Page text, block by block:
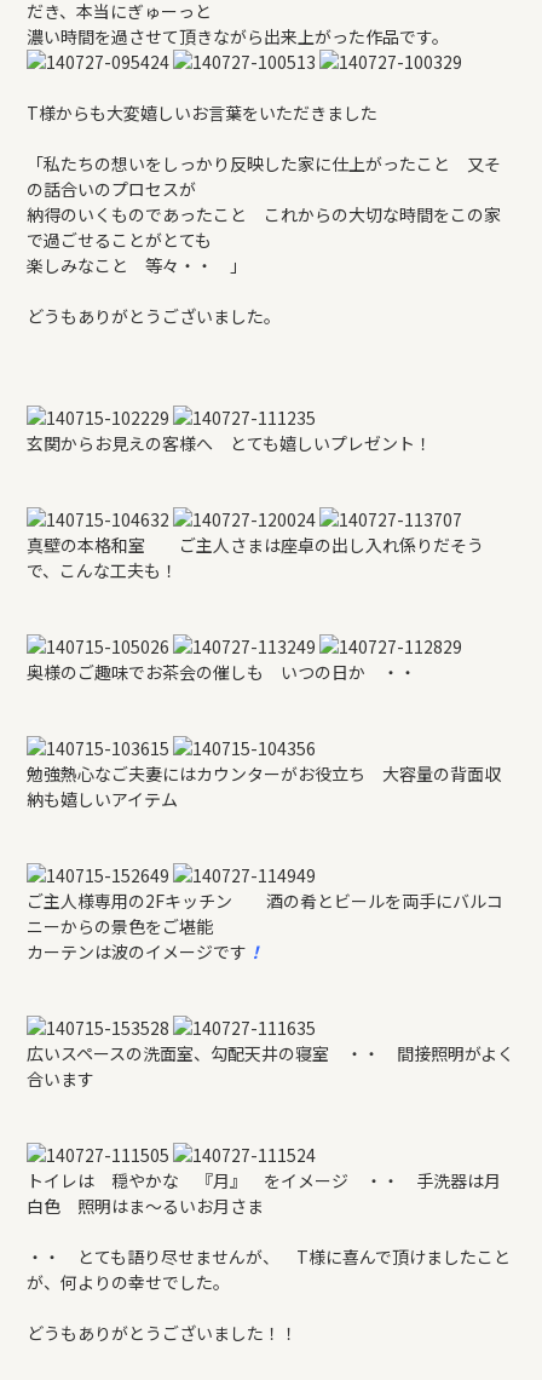
COMPANY
新築住宅のお問い合わせ
リフォームのお問い合わせ
だき、本当にぎゅーっと
濃い時間を過させて頂きながら出来上がった作品です。
T様からも大変嬉しいお言葉をいただきました
「私たちの想いをしっかり反映した家に仕上がったこと 又そ
の話合いのプロセスが
納得のいくものであったこと これからの大切な時間をこの家
で過ごせることがとても
楽しみなこと 等々・・ 」
どうもありがとうございました。
玄関からお見えの客様へ とても嬉しいプレゼント！
真壁の本格和室 ご主人さまは座卓の出し入れ係りだそう
で、こんな工夫も！
奥様のご趣味でお茶会の催しも いつの日か ・・
勉強熱心なご夫妻にはカウンターがお役立ち 大容量の背面収
納も嬉しいアイテム
ご主人様専用の2Fキッチン 酒の肴とビールを両手にバルコ
ニーからの景色をご堪能
カーテンは波のイメージです ！
広いスペースの洗面室、勾配天井の寝室 ・・ 間接照明がよく
合います
トイレは 穏やかな 『月』 をイメージ ・・ 手洗器は月
白色 照明はま～るいお月さま
・・ とても語り尽せませんが、 T様に喜んで頂けましたこと
が、何よりの幸せでした。
どうもありがとうございました！！